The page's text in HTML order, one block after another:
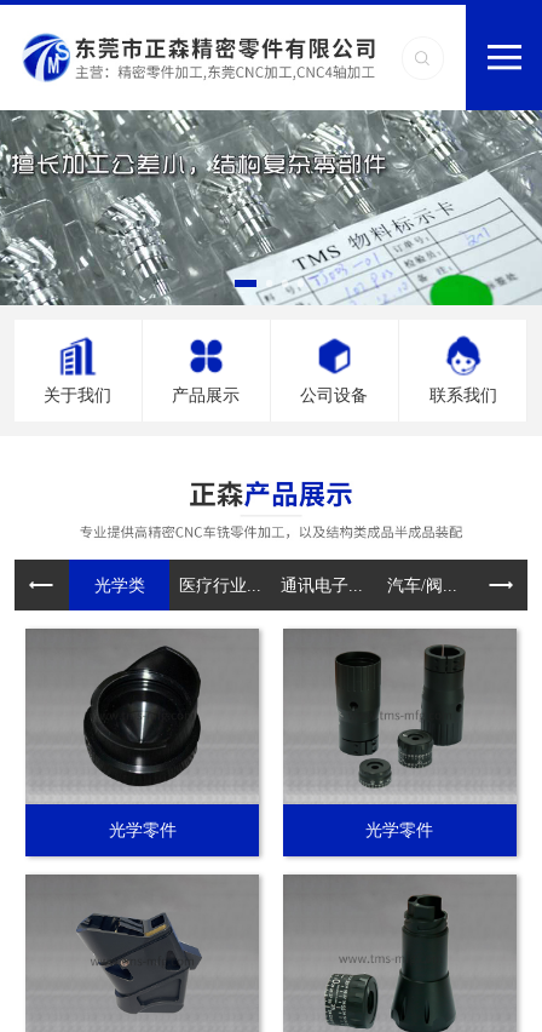
关于我们 产品展示 公司设备 联系我们
光学类 医疗行业... 通讯电子... 汽车/阀... 电动工
光学零件 光学零件